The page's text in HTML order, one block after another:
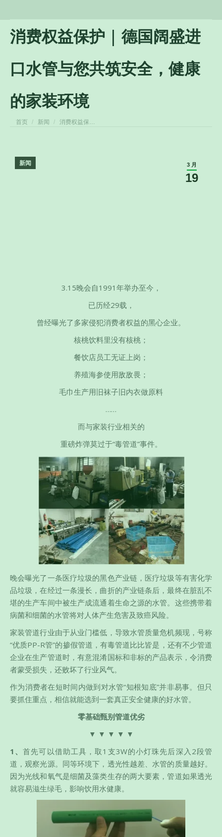
消费权益保护 | 德国阔盛进
口水管与您共筑安全，健康
的家装环境
您在这里：
首页 新闻 消费权益保…
3 月
19
新闻
3.15晚会自1991年举办至今，
已历经29载，
曾经曝光了多家侵犯消费者权益的黑心企业。
核桃饮料里没有核桃；
餐饮店员工无证上岗；
养殖海参使用敌敌畏；
毛巾生产用旧袜子旧内衣做原料
……
而与家装行业相关的
重磅炸弹莫过于“毒管道”事件。
晚会曝光了一条医疗垃圾的黑色产业链，医疗垃圾等有害化学
品垃圾，在经过一条漫长，曲折的产业链条后，最终在脏乱不
堪的生产车间中被生产成流通着生命之源的水管。这些携带着
病菌和细菌的水管将对人体产生危害及致癌风险。
家装管道行业由于从业门槛低，导致水管质量危机频现，号称
“优质PP-R管”的掺假管道，有毒管道比比皆是，还有不少管道
企业在生产管道时，有意混淆国标和非标的产品表示，令消费
者蒙受损失，还败坏了行业风气。
作为消费者在短时间内做到对水管“知根知底”并非易事。但只
要抓住重点，相信就能选到一套真正安全健康的好水管。
零基础甄别管道优劣
▼ ▼ ▼ ▼ ▼
1、首先可以借助工具，取1支3W的小灯珠先后深入2段管
道，观察光源。同等环境下，透光性越差、水管的质量越好。
因为光线和氧气是细菌及藻类生存的两大要素，管道如果透光
就容易滋生绿毛，影响饮用水健康。